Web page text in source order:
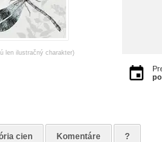
len ilustračný charakter)
cien Komentáre ?